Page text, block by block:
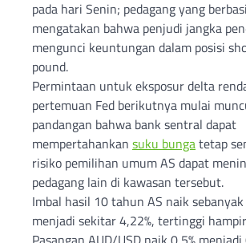
pada hari Senin; pedagang yang
mengatakan bahwa penjudi jangka
mengunci keuntungan dalam posisi
pound.
Permintaan untuk eksposur delta
pertemuan Fed berikutnya mulai
pandangan bahwa bank sentral dapat
mempertahankan suku bungatetap
risiko pemilihan umum AS dapat
pedagang lain di kawasan tersebut.
Imbal hasil 10 tahun AS naik
menjadi sekitar 4,22%, tertinggi